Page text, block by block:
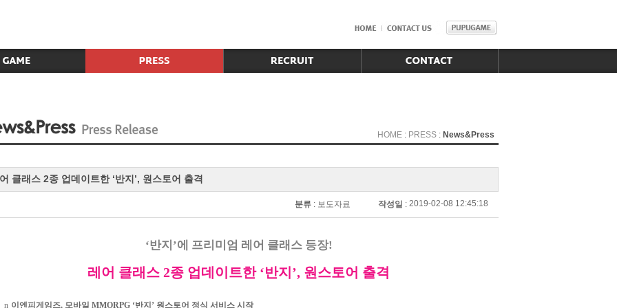
HOME : PRESS : News&Press
클래스 2종 업데이트한 ‘반지’, 원스토어 출격
분류 : 보도자료 작성일 : 2019-02-08 12:45:18
‘반지 ’에 프리미엄 레어 클래스 등장!
레어 클래스 2종 업데이트한 ‘반지 ’, 원스토어 출격
n 이엔피게임즈, 모바일 MMORPG ‘반지 ’ 원스토어 정식 서비스 시작